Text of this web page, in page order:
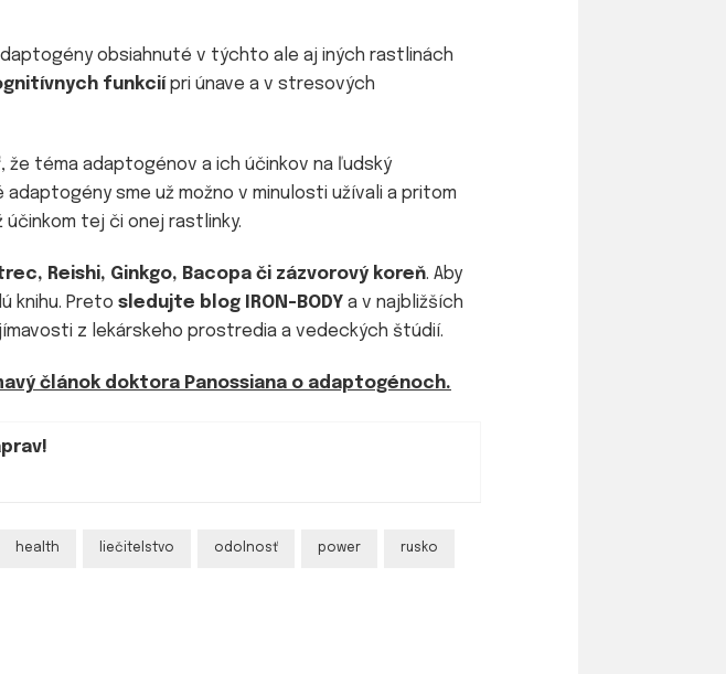
obsiahnuté v týchto ale aj iných rastlinách
funkcií pri únave a v stresových
že téma adaptogénov a ich účinkov na ľudský
adaptogény sme už možno v minulosti užívali a pritom
tej či onej rastlinky.
Reishi, Ginkgo, Bacopa či zázvorový koreň. Aby
knihu. Preto sledujte blog IRON-BODY a v najbližších
z lekárskeho prostredia a vedeckých štúdií.
článok doktora Panossiana o adaptogénoch.
health liečitelstvo odolnosť power rusko